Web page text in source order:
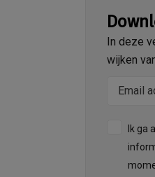
In deze
wijken
Ik ga